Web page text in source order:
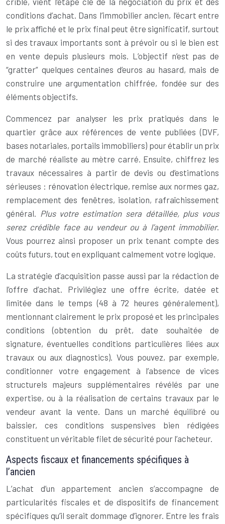
conditions d’achat. Dans l’immobilier ancien, l’écart entre
le prix affiché et le prix final peut être significatif, surtout
si des travaux importants sont à prévoir ou si le bien est
en vente depuis plusieurs mois. L’objectif n’est pas de
“gratter” quelques centaines d’euros au hasard, mais de
construire une argumentation chiffrée, fondée sur des
éléments objectifs.
Commencez par analyser les prix pratiqués dans le
quartier grâce aux références de vente publiées (DVF,
bases notariales, portails immobiliers) pour établir un prix
de marché réaliste au mètre carré. Ensuite, chiffrez les
travaux nécessaires à partir de devis ou d’estimations
sérieuses : rénovation électrique, remise aux normes gaz,
remplacement des fenêtres, isolation, rafraîchissement
général. Plus votre estimation sera détaillée, plus vous
serez crédible face au vendeur ou à l’agent immobilier.
Vous pourrez ainsi proposer un prix tenant compte des
coûts futurs, tout en expliquant calmement votre logique.
La stratégie d’acquisition passe aussi par la rédaction de
l’offre d’achat. Privilégiez une offre écrite, datée et
limitée dans le temps (48 à 72 heures généralement),
mentionnant clairement le prix proposé et les principales
conditions (obtention du prêt, date souhaitée de
signature, éventuelles conditions particulières liées aux
travaux ou aux diagnostics). Vous pouvez, par exemple,
conditionner votre engagement à l’absence de vices
structurels majeurs supplémentaires révélés par une
expertise, ou à la réalisation de certains travaux par le
vendeur avant la vente. Dans un marché équilibré ou
baissier, ces conditions suspensives bien rédigées
constituent un véritable filet de sécurité pour l’acheteur.
Aspects fiscaux et financements spécifiques à
l’ancien
L’achat d’un appartement ancien s’accompagne de
particularités fiscales et de dispositifs de financement
spécifiques qu’il serait dommage d’ignorer. Entre les frais